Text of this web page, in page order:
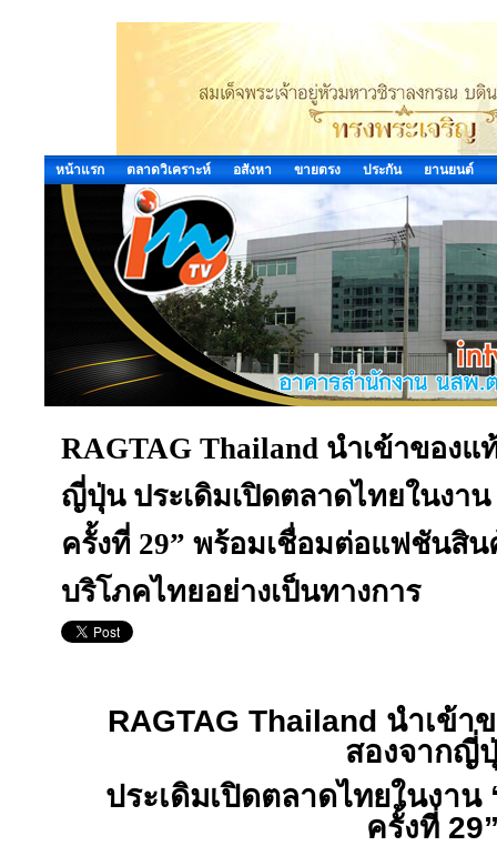
หน้าแรก ตลาดวิเคราะห์ อสังหา ขายตรง ประกัน ยานยนต์
RAGTAG Thailand นำเข้าของ
ญี่ปุ่น ประเดิมเปิดตลาดไทยในงา
ครั้งที่ 29” พร้อมเชื่อมต่อแฟชันสิ
บริโภคไทยอย่างเป็นทางการ
RAGTAG Thailand นำเข้า
สองจากญี่
ประเดิมเปิดตลาดไทยในงา
ครั้งที่